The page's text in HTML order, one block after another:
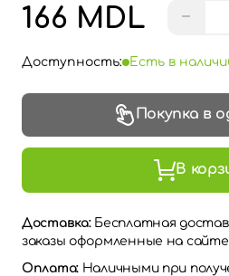
166 MDL −
Доступность: Есть в
Покупка в
В
Доставка: Бесплатная
заказы оформленные на сайте
Оплата: Наличными при